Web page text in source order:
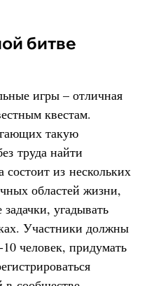
битве
игры – отличная
квестам.
такую
труда найти
из нескольких
областей жизни,
угадывать
Участники должны
человек, придумать